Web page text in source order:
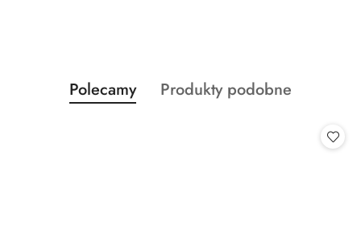
Pomiń karuzelę produktów
Produkty
o
Polecamy
Produkty
Produkty podobne